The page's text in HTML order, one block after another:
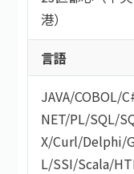
港）
言語
JAVA/COBOL/
NET/PL/SQL/
X/Curl/Delphi/
L/SSI/Scala/